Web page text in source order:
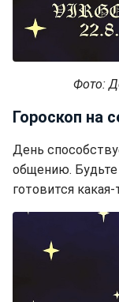
Фото:
Гороскоп на
День
общению.
готовится какая-